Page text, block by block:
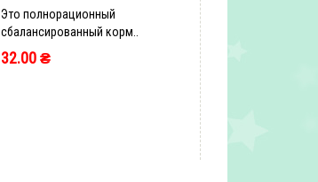
Это полнорационный
сбалансированный корм..
32.00 ₴